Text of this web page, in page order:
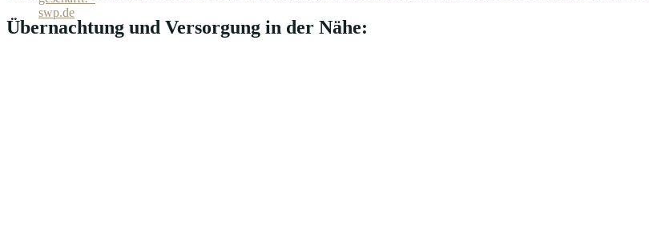
Übernachtung und Versorgung in der Nähe: